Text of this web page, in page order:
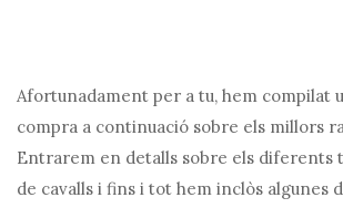
Afortunadament per a tu, hem compilat
compra a continuació sobre els millors
Entrarem en detalls sobre els diferents
de cavalls i fins i tot hem inclòs algunes